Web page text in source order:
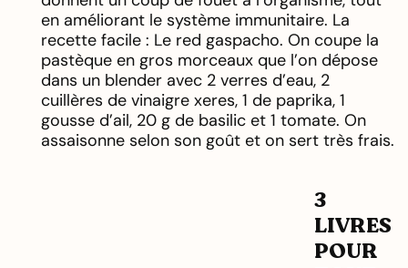
en améliorant le système immunitaire. La
recette facile : Le red gaspacho. On coupe la
pastèque en gros morceaux que l’on dépose
dans un blender avec 2 verres d’eau, 2
cuillères de vinaigre xeres, 1 de paprika, 1
gousse d’ail, 20 g de basilic et 1 tomate. On
assaisonne selon son goût et on sert très frais.
3
LIVRES
POUR